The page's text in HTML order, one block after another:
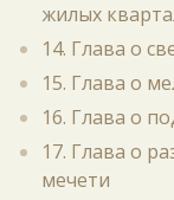
жилых
14. Глава о
15. Глава о
16. Глава о
17. Глава о
мечети